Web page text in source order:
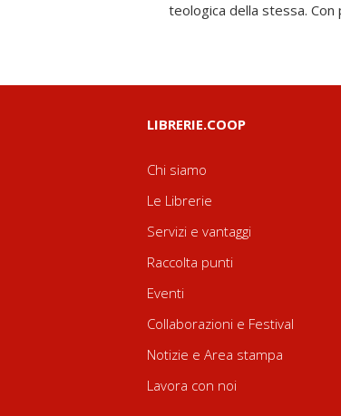
teologica della stessa.
LIBRERIE.COOP
Chi siamo
Le Librerie
Servizi e vantaggi
Raccolta punti
Eventi
Collaborazioni e Festival
Notizie e Area stampa
Lavora con noi